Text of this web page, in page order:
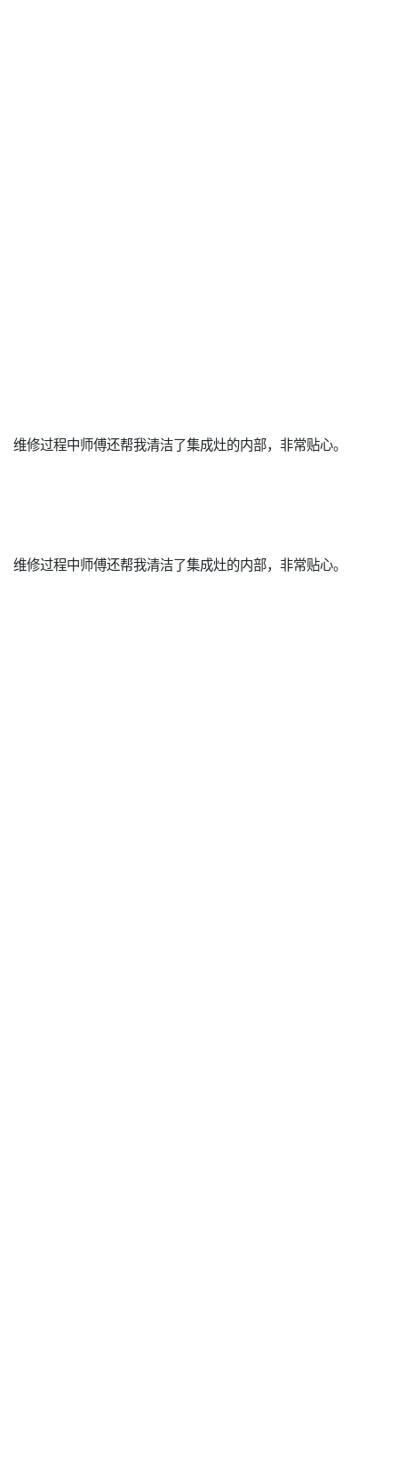
维修过程中师傅还帮我清洁了集成灶的内部，非常贴心。
维修过程中师傅还帮我清洁了集成灶的内部，非常贴心。